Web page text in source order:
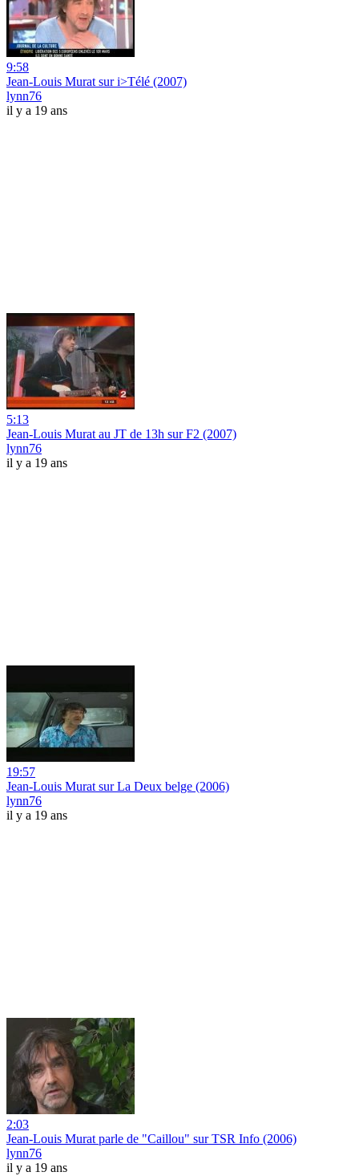
9:58
Jean-Louis Murat sur i>Télé (2007)
lynn76
il y a 19 ans
5:13
Jean-Louis Murat au JT de 13h sur F2 (2007)
lynn76
il y a 19 ans
19:57
Jean-Louis Murat sur La Deux belge (2006)
lynn76
il y a 19 ans
2:03
Jean-Louis Murat parle de "Caillou" sur TSR Info (2006)
lynn76
il y a 19 ans